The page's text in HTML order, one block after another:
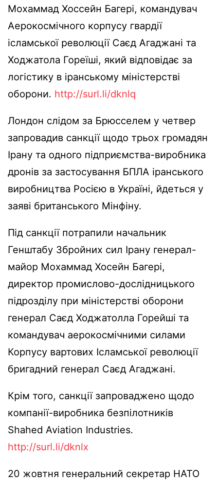
Мохаммад Хоссейн Багері, командувач
Аерокосмічного корпусу гвардії
ісламської революції Саєд Агаджані та
Ходжатола Гореїші, який відповідає за
логістику в іранському міністерстві
оборони. http://surl.li/dknlq
Лондон слідом за Брюсселем у четвер
запровадив санкції щодо трьох громадян
Ірану та одного підприємства-виробника
дронів за застосування БПЛА іранського
виробництва Росією в Україні, йдеться у
заяві британського Мінфіну.
Під санкції потрапили начальник
Генштабу Збройних сил Ірану генерал-
майор Мохаммад Хосейн Багері,
директор промислово-дослідницького
підрозділу при міністерстві оборони
генерал Саєд Ходжатолла Горейші та
командувач аерокосмічними силами
Корпусу вартових Ісламської революції
бригадний генерал Саєд Агаджані.
Крім того, санкції запроваджено щодо
компанії-виробника безпілотників
Shahed Aviation Industries.
http://surl.li/dknlx
20 жовтня генеральний секретар НАТО